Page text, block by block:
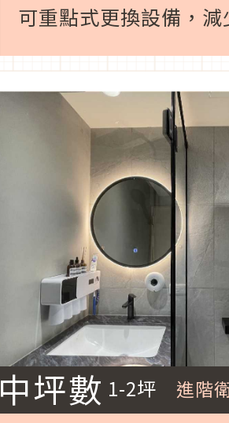
可重點式更換設備，
中坪數 1-2坪 進階